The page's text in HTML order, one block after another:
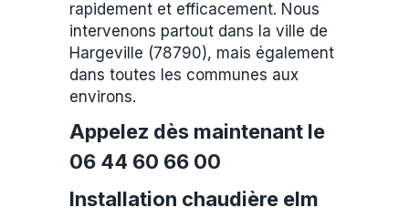
rapidement et efficacement. Nous
intervenons partout dans la ville de
Hargeville (78790), mais également
dans toutes les communes aux
environs.
Appelez dès maintenant le
06 44 60 66 00
Installation chaudière elm